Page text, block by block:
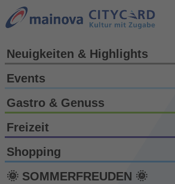
Neuigkeiten & Highlights
Events
Gastro & Genuss
Freizeit
Shopping
🌞 SOMMERFREUDEN 🌞